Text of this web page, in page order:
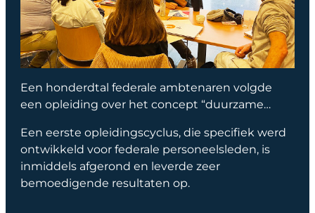
Een honderdtal federale ambtenaren volgde
een opleiding over het concept “duurzame…
Een eerste opleidingscyclus, die specifiek werd
ontwikkeld voor federale personeelsleden, is
inmiddels afgerond en leverde zeer
bemoedigende resultaten op.